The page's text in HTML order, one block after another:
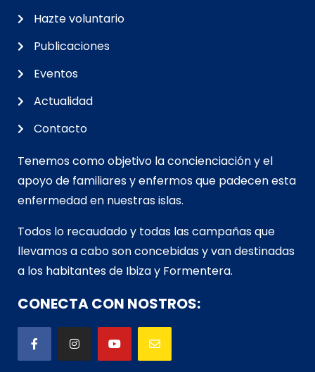
Hazte voluntario
Publicaciones
Eventos
Actualidad
Contacto
Tenemos como objetivo la concienciación y el
apoyo de familiares y enfermos que padecen esta
enfermedad en nuestras islas.
Todos lo recaudado y todas las campañas que
llevamos a cabo son concebidas y van destinadas
a los habitantes de Ibiza y Formentera.
CONECTA CON NOSTROS: